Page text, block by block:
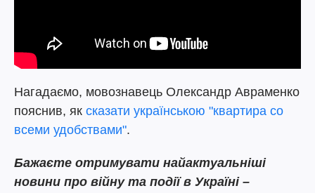
Нагадаємо, мовознавець Олександр Авраменко
пояснив, як сказати українською "квартира со
всеми удобствами".
Бажаєте отримувати найактуальніші
новини про війну та події в Україні –